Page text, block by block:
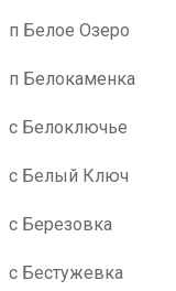
п Белое Озеро
п Белокаменка
с Белоключье
с Белый Ключ
с Березовка
с Бестужевка